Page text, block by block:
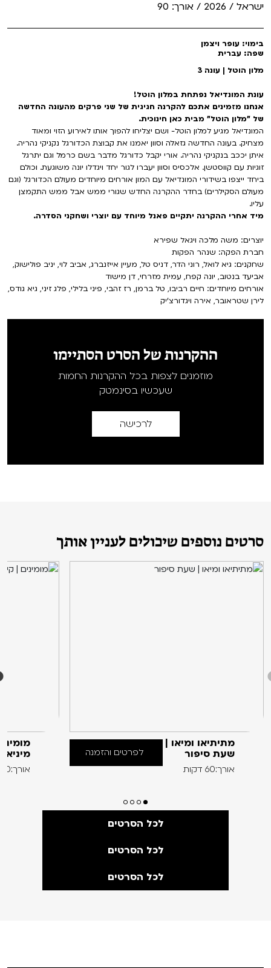
מועדון אנגלית לקטנטנים
מועדון אנגלית לכל המשפחה
שלישי בשלייקס
אפטר בסינמטק
Teen Screen
קולנוע ישראלי
מחווה לקסבייה דולאן
סינמטק קאלט על הגג 2026
אירועים מיוחדים
הגלריה
VOD
ENG
לאזור האישי
רכישת מנוי
Gift Card
צור קשר
ישראל / 2026 / אורך: 90
בימוי: עופר ויצמן
שפה: עברית
מלון הוטל | עונה 3
עונת המונדיאל נפתחת במלון הוטל!
אנחנו מזמינים אתכם להקרנה חגיגית של שני פרקים מהעונה החדשה
של "מלון הוטל" מבית כאן חינוכית.
המונדיאל מגיע למלון הוטל- ושם יצליחו להפוך אותו לאירוע הזוי ומאוד
מצחיק. בעונה החדשה גזאלה וסוון יאמנו את קבוצת הכדורגל נקניקי נהריה.
איתן יככב בנקניקי נהריה. אורי יקבל כדורגל מדבר בשם כרמל וגם יתרגל
זוגיות עם קווסטשן. אלכסיס וסוון יעברו לגור יחד ויגדלו יונה משוגעת. וכולם
ביחד ייצפו בשידורי המונדיאל עם המון אורחים מיוחדים מעולם הכדורגל (וגם
מעולם הסקילרים) בחדר ההקרנה החדש שגורי ממש אבל ממש התקמצן
עליו.
מיד אחרי ההקרנה יתקיים פאנל מיוחד עם יוצרי ושחקני הסדרה.
יוצרים: משה מלכה ויגאל שפירא
חברת הפקה: שנהר הפקות
שחקנים: גיא לואל, רוני הדר, דניס טל, מעיין אייזנברג, אביב לוי, יניב פולישוק,
אביעד בנטוב, יונה קפח, עמית מזרחי, דן מישוד
אורחים מיוחדים: חיים רביבו, טל ברמן, רז זהבי, פיני בלילי, פלג זיני, גיא גודס,
לירן שטראובר, אירה ויגדורצ'יק
ההקרנות של הסרט הסתיימו
מוזמנים לצפות בכל ההקרנות החמות
שעכשיו בסינמטק
לרכישה
סרטים נוספים שיכולים לעניין אותך
מתיתיאו ומיאו |
שעת סיפור
אורך:60 דקות
לפרטים והזמנה
אורך:60 דקות
לכל הסרטים
לכל הסרטים
לכל הסרטים